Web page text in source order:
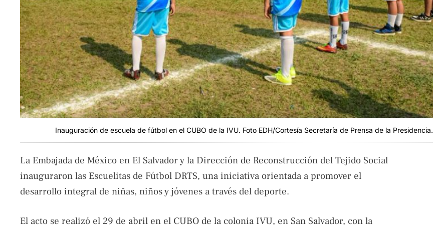
Inauguración de escuela de fútbol en el CUBO de la IVU. Foto EDH/Cortesía Secretaría de Prensa de la Presidencia.
La Embajada de México en El Salvador y la Dirección de Reconstrucción del Tejido Social
inauguraron las Escuelitas de Fútbol DRTS, una iniciativa orientada a promover el
desarrollo integral de niñas, niños y jóvenes a través del deporte.
El acto se realizó el 29 de abril en el CUBO de la colonia IVU, en San Salvador, con la